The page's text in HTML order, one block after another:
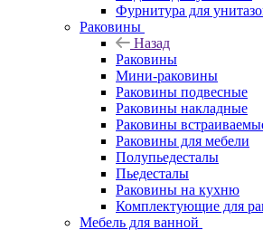
Фурнитура для
Раковины
Назад
Раковины
Мини-раковины
Раковины подвесные
Раковины накладные
Раковины
Раковины для мебели
Полупьедесталы
Пьедесталы
Раковины на кухню
Комплектующие для
Мебель для ванной